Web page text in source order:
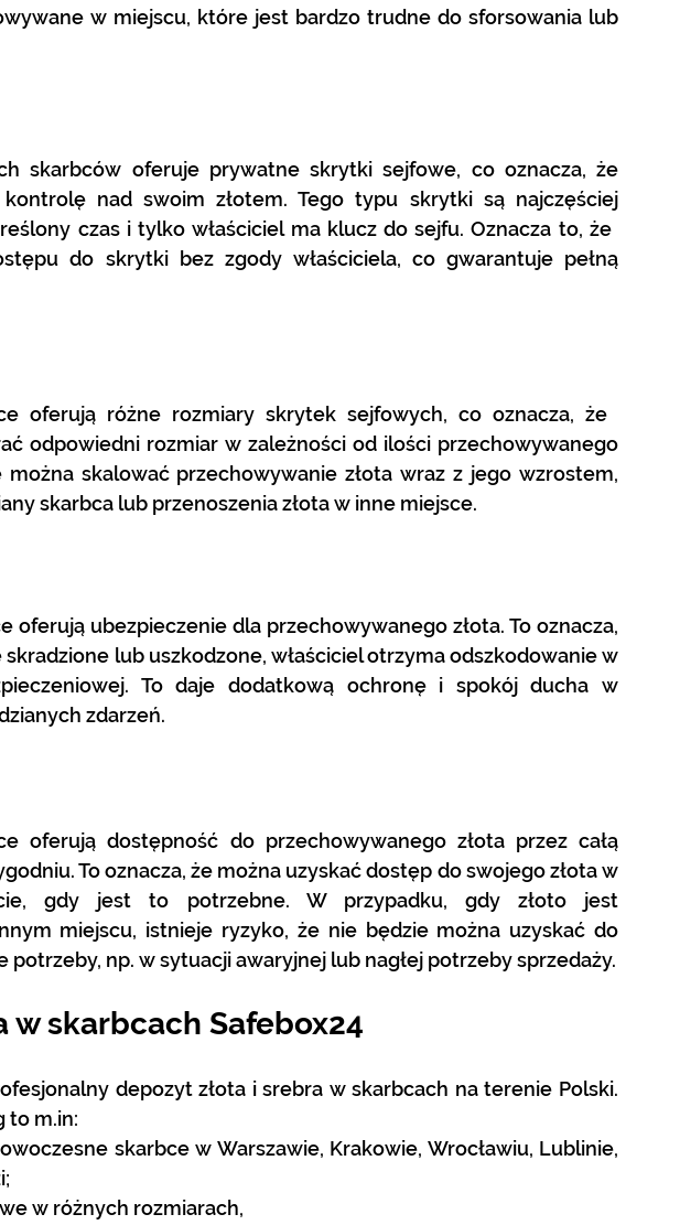
w miejscu, które jest bardzo trudne do sforsowania lub
skarbców oferuje prywatne skrytki sejfowe, co oznacza, że
nad swoim złotem. Tego typu skrytki są najczęściej
czas i tylko właściciel ma klucz do sejfu. Oznacza to, że
do skrytki bez zgody właściciela, co gwarantuje pełną
oferują różne rozmiary skrytek sejfowych, co oznacza, że
odpowiedni rozmiar w zależności od ilości przechowywanego
​​można skalować przechowywanie złota wraz z jego wzrostem,
skarbca lub przenoszenia złota w inne miejsce.
oferują ubezpieczenie dla przechowywanego złota. To oznacza,
skradzione lub uszkodzone, właściciel otrzyma odszkodowanie w
To daje dodatkową ochronę i spokój ducha w
zdarzeń.
oferują dostępność do przechowywanego złota przez całą
To oznacza, że ​​można uzyskać dostęp do swojego złota w
gdy jest to potrzebne. W przypadku, gdy złoto jest
miejscu, istnieje ryzyko, że nie będzie można uzyskać do
potrzeby, np. w sytuacji awaryjnej lub nagłej potrzeby sprzedaży.
w skarbcach Safebox24
depozyt złota i srebra w skarbcach na terenie Polski.
to m.in:
skarbce w Warszawie, Krakowie, Wrocławiu, Lublinie,
w różnych rozmiarach,